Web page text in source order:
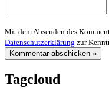
Mit dem Absenden des
Datenschutzerklärung zur
Tagcloud